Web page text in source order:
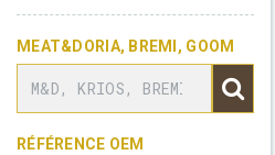
MEAT&DORIA, BREMI, GOOM
RÉFÉRENCE OEM